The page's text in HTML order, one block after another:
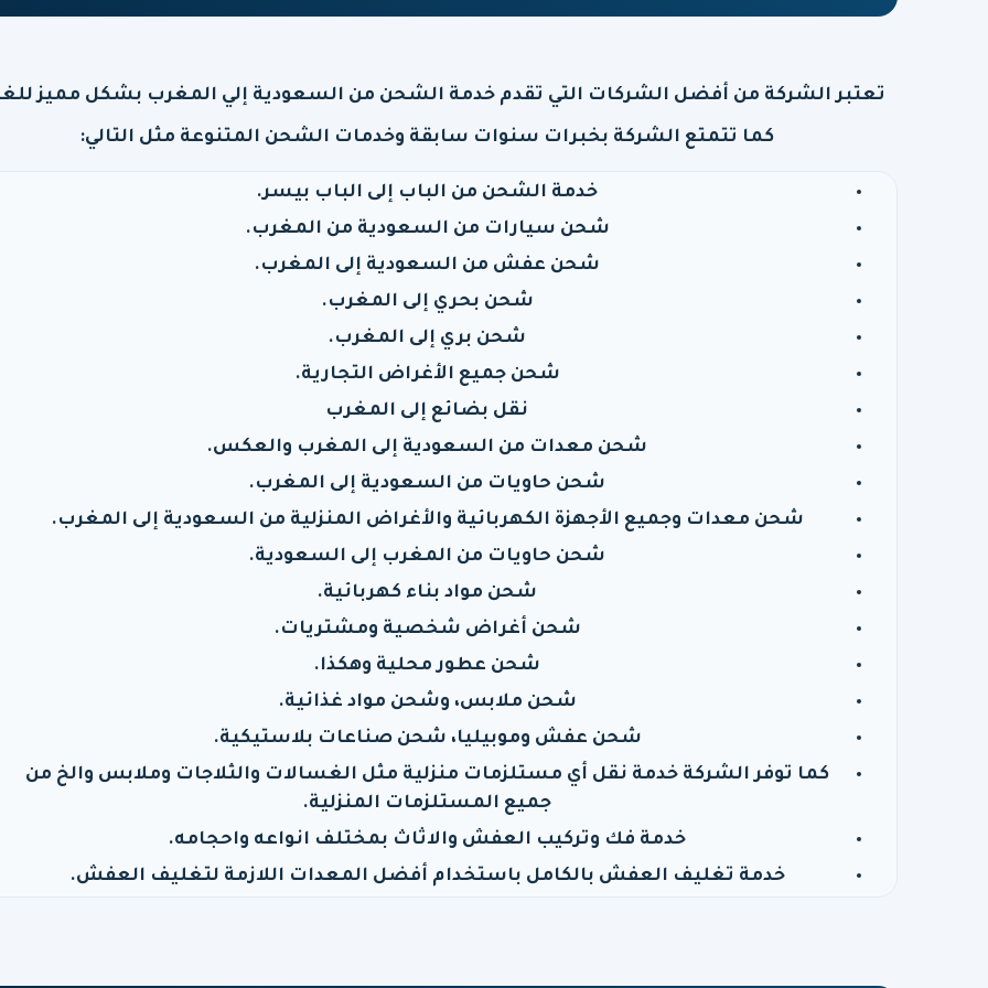
تعتبر الشركة من أفضل الشركات التي تقدم خدمة الشحن من السعودية إلي المغرب بشكل مميز
كما تتمتع الشركة بخبرات سنوات سابقة وخدمات الشحن المتنوعة مثل التالي:
خدمة الشحن من الباب إلى الباب بيسر.
شحن سيارات من السعودية من المغرب.
شحن عفش من السعودية إلى المغرب.
شحن بحري إلى المغرب.
شحن بري إلى المغرب.
شحن جميع الأغراض التجارية.
نقل بضائع إلى المغرب
شحن معدات من السعودية إلى المغرب والعكس.
شحن حاويات من السعودية إلى المغرب.
شحن معدات وجميع الأجهزة الكهربائية والأغراض المنزلية من السعودية إلى المغرب.
شحن حاويات من المغرب إلى السعودية.
شحن مواد بناء كهربائية.
شحن أغراض شخصية ومشتريات.
شحن عطور محلية وهكذا.
شحن ملابس، وشحن مواد غذائية.
شحن عفش وموبيليا، شحن صناعات بلاستيكية.
كما توفر الشركة خدمة نقل أي مستلزمات منزلية مثل الغسالات والثلاجات وملابس والخ من
جميع المستلزمات المنزلية.
خدمة فك وتركيب العفش والاثاث بمختلف انواعه واحجامه.
خدمة تغليف العفش بالكامل باستخدام أفضل المعدات اللازمة لتغليف العفش.